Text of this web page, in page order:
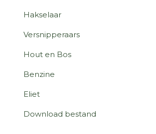
Hakselaar
Versnipperaars
Hout en Bos
Benzine
Eliet
Download bestand